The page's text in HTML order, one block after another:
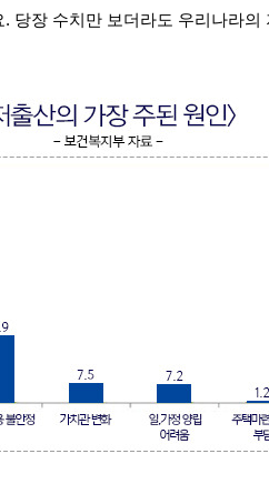
. 당장 수치만 보더라도 우리나라